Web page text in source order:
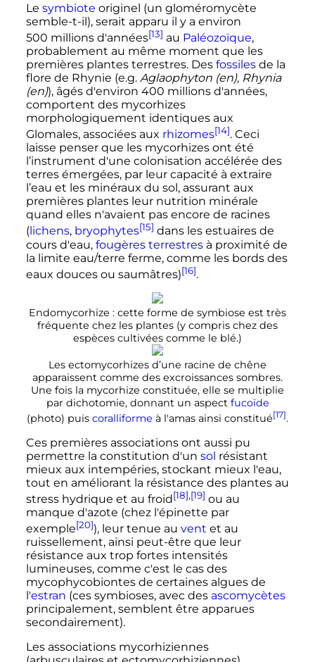
Le symbiote originel (un gloméromycète
semble-t-il), serait apparu il y a environ
500 millionsd'années[13] au Paléozoïque,
probablement au même moment que les
premières plantes terrestres. Des fossilesde la
flore de Rhynie (e.g. Aglaophyton (en), Rhynia
(en)), âgés d'environ 400 millions d'années,
comportent des mycorhizes
morphologiquement identiques aux
Glomales, associées aux rhizomes[14]. Ceci
laisse penser que les mycorhizes ont été
l’instrument d'une colonisation accélérée des
terres émergées, par leur capacité à extraire
l’eau et les minéraux du sol, assurant aux
premières plantes leur nutrition minérale
quand elles n'avaient pas encore de racines
(lichens, bryophytes[15] dans les estuaires de
cours d'eau, fougères terrestresà proximité de
la limite eau/terre ferme, comme les bords des
eaux douces ou saumâtres)[16].
Endomycorhize : cette forme de symbiose est très
fréquente chez les plantes (y compris chez des
espèces cultivées comme le blé.)
Les ectomycorhizes d’une racine de chêne
apparaissent comme des excroissances sombres.
Une fois la mycorhize constituée, elle se multiplie
par dichotomie, donnant un aspect fucoïde
(photo) puis coralliforme à l'amas ainsi constitué[17].
Ces premières associations ont aussi pu
permettre la constitution d'un sol résistant
mieux aux intempéries, stockant mieux l'eau,
tout en améliorant la résistance des plantes au
stress hydrique et au froid[18],[19] ou au
manque d'azote (chez l'épinette par
exemple[20]), leur tenue au vent et au
ruissellement, ainsi peut-être que leur
résistance aux trop fortes intensités
lumineuses, comme c'est le cas des
mycophycobiontes de certaines algues de
l'estran (ces symbioses, avec des ascomycètes
principalement, semblent être apparues
secondairement).
Les associations mycorhiziennes